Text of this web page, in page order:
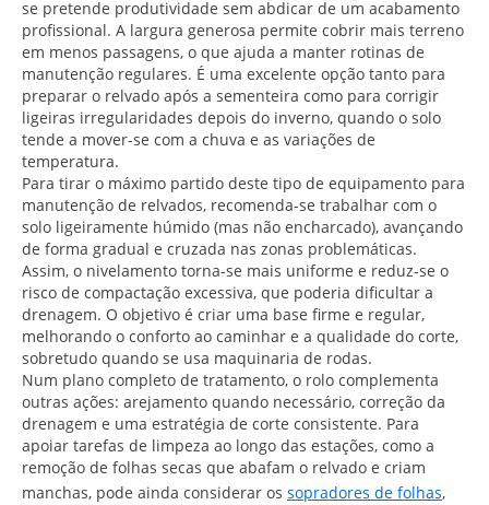
se pretende produtividade sem abdicar de um acabamento
profissional. A largura generosa permite cobrir mais terreno
em menos passagens, o que ajuda a manter rotinas de
manutenção regulares. É uma excelente opção tanto para
preparar o relvado após a sementeira como para corrigir
ligeiras irregularidades depois do inverno, quando o solo
tende a mover-se com a chuva e as variações de
temperatura.
Para tirar o máximo partido deste tipo de equipamento para
manutenção de relvados, recomenda-se trabalhar com o
solo ligeiramente húmido (mas não encharcado), avançando
de forma gradual e cruzada nas zonas problemáticas.
Assim, o nivelamento torna-se mais uniforme e reduz-se o
risco de compactação excessiva, que poderia dificultar a
drenagem. O objetivo é criar uma base firme e regular,
melhorando o conforto ao caminhar e a qualidade do corte,
sobretudo quando se usa maquinaria de rodas.
Num plano completo de tratamento, o rolo complementa
outras ações: arejamento quando necessário, correção da
drenagem e uma estratégia de corte consistente. Para
apoiar tarefas de limpeza ao longo das estações, como a
remoção de folhas secas que abafam o relvado e criam
manchas, pode ainda considerar os sopradores de folhas,